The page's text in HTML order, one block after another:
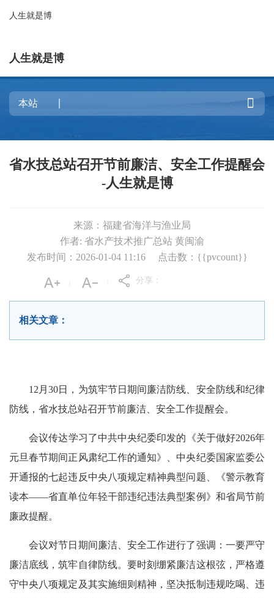
人生就是博
人生就是博

省水技总站召开节前廉洁、安全工作提醒会
-人生就是博
来源：福建省海洋与渔业局
作者: 省水产技术推广总站 黄闽渝
发布时间：2026-01-04 11:16
点击数：{{pvcount}}
分享：
相关文章：
12月30日，为筑牢节日期间廉洁防线、安全防线和纪律
防线，省水技总站召开节前廉洁、安全工作提醒会。
会议传达学习了中共中央纪委印发的《关于做好2026年
元旦春节期间正风肃纪工作的通知》、中央纪委国家监委公
开通报的七起违反中央八项规定精神典型问题、《警示教育
读本——省直单位年轻干部违纪违法典型案例》和省局节前
廉政提醒。
会议对节日期间廉洁、安全工作进行了强调：一要严守
廉洁底线，筑牢自律防线。要时刻绷紧廉洁这根弦，严格遵
守中央八项规定及其实施细则精神，坚决抵制违规吃喝、违